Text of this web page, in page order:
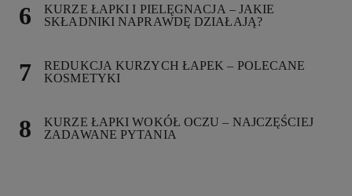
KURZE ŁAPKI I PIELĘGNACJA – JAKIE
SKŁADNIKI NAPRAWDĘ DZIAŁAJĄ?
REDUKCJA KURZYCH ŁAPEK – POLECANE
KOSMETYKI
KURZE ŁAPKI WOKÓŁ OCZU – NAJCZĘŚCIEJ
ZADAWANE PYTANIA